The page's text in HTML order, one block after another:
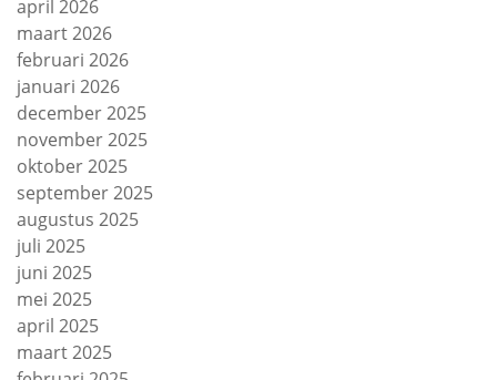
april 2026
maart 2026
februari 2026
januari 2026
december 2025
november 2025
oktober 2025
september 2025
augustus 2025
juli 2025
juni 2025
mei 2025
april 2025
maart 2025